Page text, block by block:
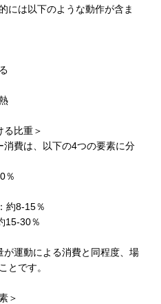
には以下のような動作が含ま
る比重＞
費は、以下の4つの要素に分
％
約8-15％
15-30％
運動による消費と同程度、場
とです。
＞